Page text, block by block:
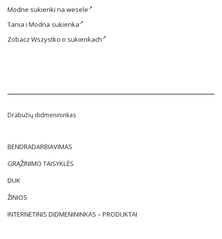
Modne sukienki na wesele
Tania i Modna sukienka
Zobacz Wszystko o sukienkach
Drabužių didmenininkas
BENDRADARBIAVIMAS
GRĄŽINIMO TAISYKLĖS
DUK
ŽINIOS
INTERNETINIS DIDMENININKAS – PRODUKTAI